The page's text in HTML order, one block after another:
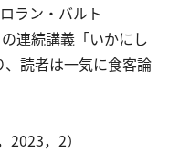
ラン・バルト
連続講義「いかにし
読者は一気に食客論
2023，2）